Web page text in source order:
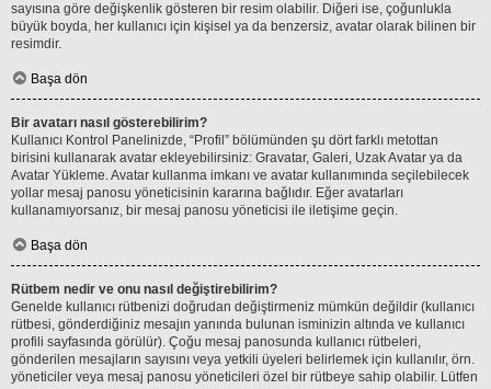
sayısına göre değişkenlik gösteren bir resim olabilir. Diğeri ise, çoğunlukla
büyük boyda, her kullanıcı için kişisel ya da benzersiz, avatar olarak bilinen bir
resimdir.
Başa dön
Bir avatarı nasıl gösterebilirim?
Kullanıcı Kontrol Panelinizde, “Profil” bölümünden şu dört farklı metottan
birisini kullanarak avatar ekleyebilirsiniz: Gravatar, Galeri, Uzak Avatar ya da
Avatar Yükleme. Avatar kullanma imkanı ve avatar kullanımında seçilebilecek
yollar mesaj panosu yöneticisinin kararına bağlıdır. Eğer avatarları
kullanamıyorsanız, bir mesaj panosu yöneticisi ile iletişime geçin.
Başa dön
Rütbem nedir ve onu nasıl değiştirebilirim?
Genelde kullanıcı rütbenizi doğrudan değiştirmeniz mümkün değildir (kullanıcı
rütbesi, gönderdiğiniz mesajın yanında bulunan isminizin altında ve kullanıcı
profili sayfasında görülür). Çoğu mesaj panosunda kullanıcı rütbeleri,
gönderilen mesajların sayısını veya yetkili üyeleri belirlemek için kullanılır, örn.
yöneticiler veya mesaj panosu yöneticileri özel bir rütbeye sahip olabilir. Lütfen